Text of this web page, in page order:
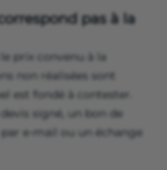
pas à la
prix convenu à la
non réalisées sont
est fondé à contester.
signé, un bon de
e-mail ou un échange